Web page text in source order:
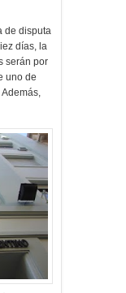
de disputa
días, la
serán por
uno de